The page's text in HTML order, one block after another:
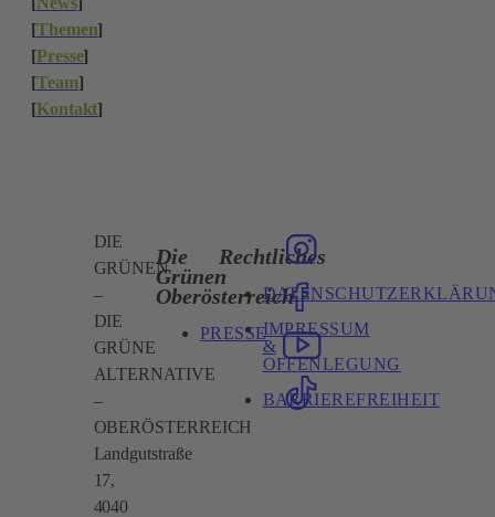
[Themen]
[Presse]
[Team]
[Kontakt]
DIE
GRÜNEN
–
DIE
GRÜNE
ALTERNATIVE
–
OBERÖSTERREICH
Landgutstraße
17,
4040
Die
Grünen
Oberösterreich
PRESSE
Rechtliches
IMPRESSUM
&
OFFENLEGUNG
BARRIEREFREIHEIT